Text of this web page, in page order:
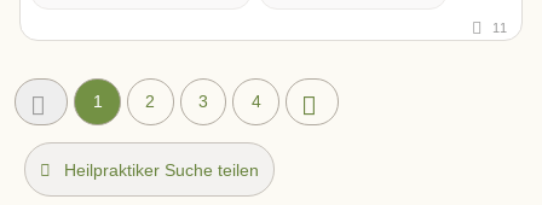
11
1 2 3 4
Heilpraktiker Suche teilen